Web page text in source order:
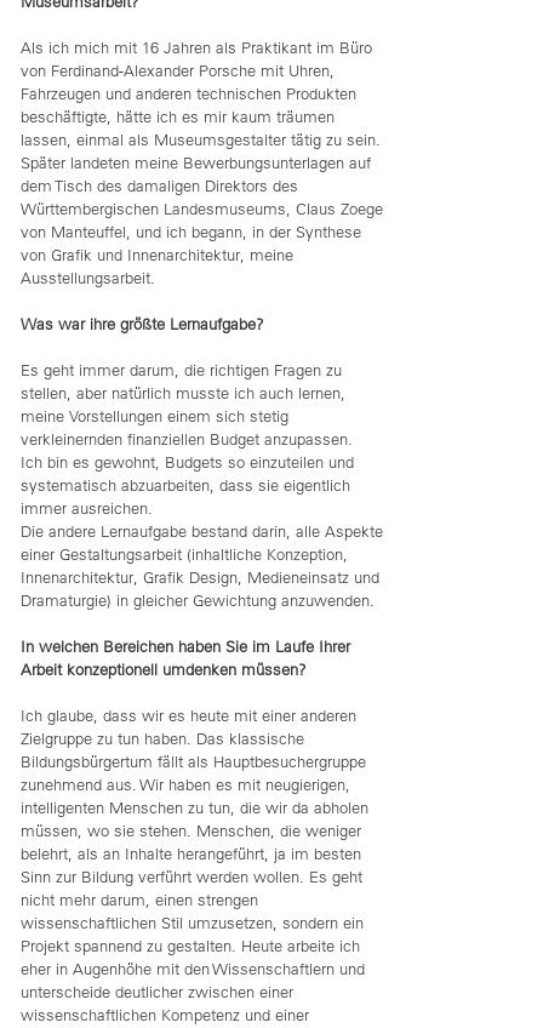
Als ich mich mit 16 Jahren als Praktikant im Büro
von Ferdinand-Alexander Porsche mit Uhren,
Fahrzeugen und anderen technischen Produkten
beschäftigte, hätte ich es mir kaum träumen
lassen, einmal als Museumsgestalter tätig zu sein.
Später landeten meine Bewerbungsunterlagen auf
dem Tisch des damaligen Direktors des
Württembergischen Landesmuseums, Claus Zoege
von Manteuffel, und ich begann, in der Synthese
von Grafik und Innenarchitektur, meine
Ausstellungsarbeit.
Was war ihre größte Lernaufgabe?
Es geht immer darum, die richtigen Fragen zu
stellen, aber natürlich musste ich auch lernen,
meine Vorstellungen einem sich stetig
verkleinernden finanziellen Budget anzupassen.
Ich bin es gewohnt, Budgets so einzuteilen und
systematisch abzuarbeiten, dass sie eigentlich
immer ausreichen.
Die andere Lernaufgabe bestand darin, alle Aspekte
einer Gestaltungsarbeit (inhaltliche Konzeption,
Innenarchitektur, Grafik Design, Medieneinsatz und
Dramaturgie) in gleicher Gewichtung anzuwenden.
In welchen Bereichen haben Sie im Laufe Ihrer
Arbeit konzeptionell umdenken müssen?
Ich glaube, dass wir es heute mit einer anderen
Zielgruppe zu tun haben. Das klassische
Bildungsbürgertum fällt als Hauptbesuchergruppe
zunehmend aus. Wir haben es mit neugierigen,
intelligenten Menschen zu tun, die wir da abholen
müssen, wo sie stehen. Menschen, die weniger
belehrt, als an Inhalte herangeführt, ja im besten
Sinn zur Bildung verführt werden wollen. Es geht
nicht mehr darum, einen strengen
wissenschaftlichen Stil umzusetzen, sondern ein
Projekt spannend zu gestalten. Heute arbeite ich
eher in Augenhöhe mit den Wissenschaftlern und
unterscheide deutlicher zwischen einer
wissenschaftlichen Kompetenz und einer